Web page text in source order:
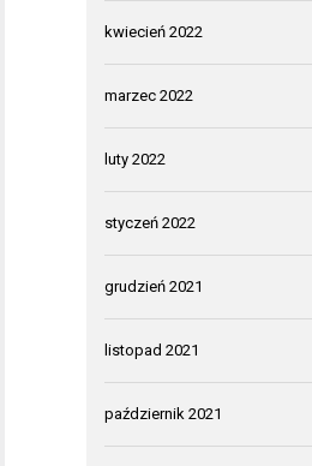
kwiecień 2022
marzec 2022
luty 2022
styczeń 2022
grudzień 2021
listopad 2021
październik 2021